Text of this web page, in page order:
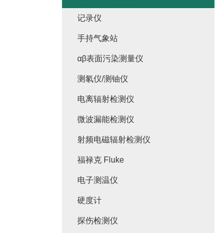
记录仪
手持气象站
αβ表面污染测量仪
测氡仪/测铀仪
电离辐射检测仪
微波漏能检测仪
射频电磁辐射检测仪
福禄克 Fluke
电子测温仪
硬度计
探伤检测仪